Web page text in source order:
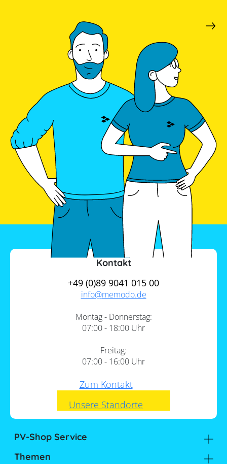
Kontakt
+49 (0)89 9041 015 00
info@memodo.de
Montag - Donnerstag:
07:00 - 18:00 Uhr
Freitag:
07:00 - 16:00 Uhr
Zum Kontakt
Unsere Standorte
PV-Shop Service
Academy
Themen